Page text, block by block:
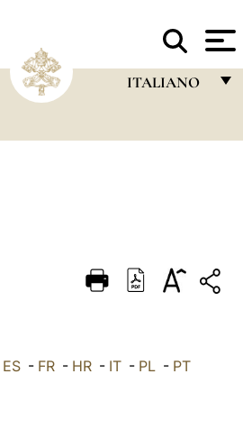
ITALIANO
DEUTSCH
العربيّة ES- FR- HR- IT- PL- PT